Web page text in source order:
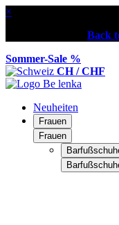
×
Back
Sommer-Sale %
CH / CHF
Neuheiten
Frauen
Frauen